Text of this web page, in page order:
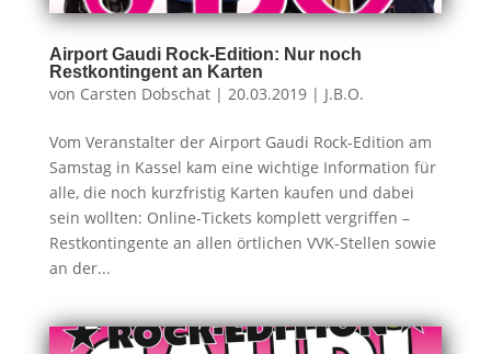
Airport Gaudi Rock-Edition: Nur noch
Restkontingent an Karten
von Carsten Dobschat| 20.03.2019| J.B.O.
Vom Veranstalter der Airport Gaudi Rock-Edition am
Samstag in Kassel kam eine wichtige Information für
alle, die noch kurzfristig Karten kaufen und dabei
sein wollten: Online-Tickets komplett vergriffen –
Restkontingente an allen örtlichen VVK-Stellen sowie
an der...